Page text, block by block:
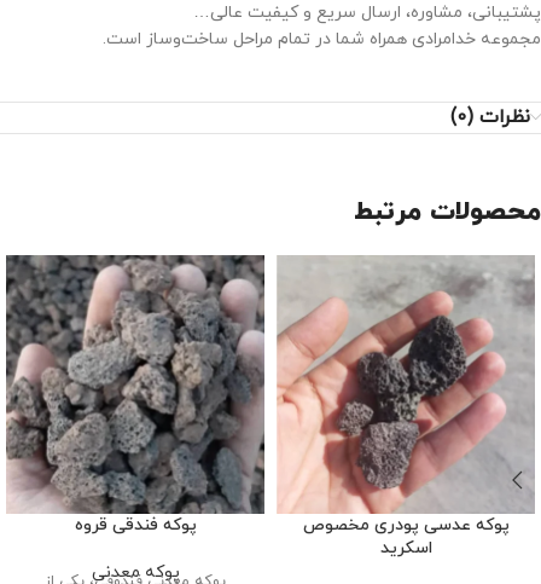
پشتیبانی، مشاوره، ارسال سریع و کیفیت عالی…
مجموعه خدامرادی همراه شما در تمام مراحل ساخت‌وساز است.
نظرات (0)
محصولات مرتبط
پوکه عدسی پودری مخصوص
اسکرید
پوکه فندقی قروه
پوکه معدنی